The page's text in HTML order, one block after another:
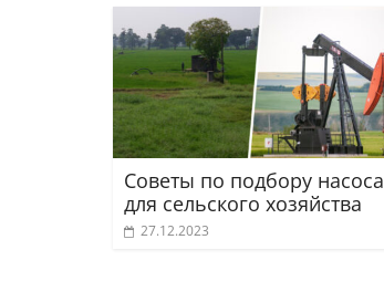
Советы по подбору насоса
для сельского хозяйства
27.12.2023